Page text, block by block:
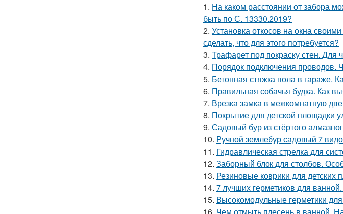
1. На каком расстоянии от забора
быть по С. 13330.2019?
2. Установка откосов на окна
сделать, что для этого потребуется?
3. Трафарет под покраску стен. Для
4. Порядок подключения проводов.
5. Бетонная стяжка пола в гараже.
6. Правильная собачья будка. Как
7. Врезка замка в межкомнатную
8. Покрытие для детской площадки
9. Садовый бур из стёртого
10. Ручной землебур садовый 7
11. Гидравлическая стрелка для
12. Заборный блок для столбов.
13. Резиновые коврики для
14. 7 лучших герметиков для
15. Высокомодульные герметики